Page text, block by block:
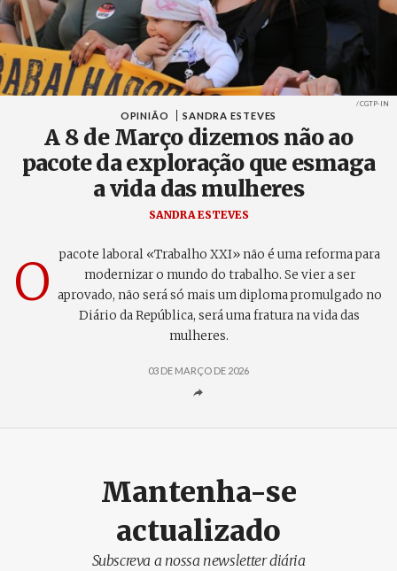
Créditos
/ CGTP-IN
OPINIÃO SANDRA ESTEVES
A 8 de Março dizemos não ao
pacote da exploração que esmaga
a vida das mulheres
SANDRA ESTEVES
O
pacote laboral «Trabalho XXI» não é uma reforma para
modernizar o mundo do trabalho. Se vier a ser
aprovado, não será só mais um diploma promulgado no
Diário da República, será uma fratura na vida das
mulheres.
03 DE MARÇO DE 2026
Mantenha-se
actualizado
Subscreva a nossa newsletter diária